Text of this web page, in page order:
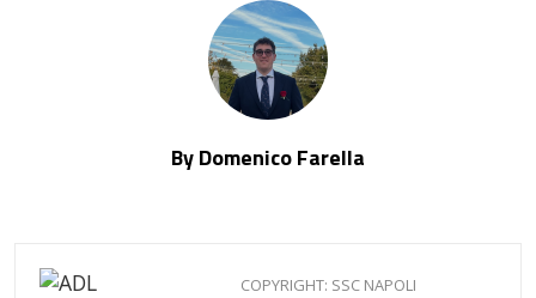
By Domenico Farella
COPYRIGHT: SSC NAPOLI